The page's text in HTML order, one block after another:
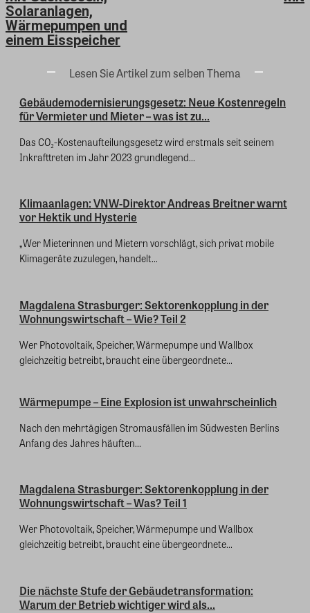
Solaranlagen,
Wärmepumpen und
einem Eisspeicher
Lesen Sie Artikel zum selben Thema
Gebäudemodernisierungsgesetz: Neue Kostenregeln
für Vermieter und Mieter – was ist zu...
Das CO₂-Kostenaufteilungsgesetz wird erstmals seit seinem
Inkrafttreten im Jahr 2023 grundlegend...
Klimaanlagen: VNW-Direktor Andreas Breitner warnt
vor Hektik und Hysterie
„Wer Mieterinnen und Mietern vorschlägt, sich privat mobile
Klimageräte zuzulegen, handelt...
Magdalena Strasburger: Sektorenkopplung in der
Wohnungswirtschaft – Wie? Teil 2
Wer Photovoltaik, Speicher, Wärmepumpe und Wallbox
gleichzeitig betreibt, braucht eine übergeordnete...
Wärmepumpe – Eine Explosion ist unwahrscheinlich
Nach den mehrtägigen Stromausfällen im Südwesten Berlins
Anfang des Jahres häuften...
Magdalena Strasburger: Sektorenkopplung in der
Wohnungswirtschaft – Was? Teil 1
Wer Photovoltaik, Speicher, Wärmepumpe und Wallbox
gleichzeitig betreibt, braucht eine übergeordnete...
Die nächste Stufe der Gebäudetransformation:
Warum der Betrieb wichtiger wird als...